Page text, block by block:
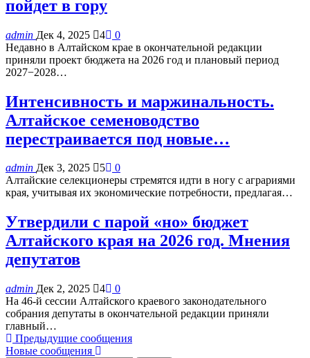
пойдет в гору
admin Дек 4, 2025 4
0
Недавно в Алтайском крае в окончательной редакции
приняли проект бюджета на 2026 год и плановый период
2027−2028…
Интенсивность и маржинальность.
Алтайское семеноводство
перестраивается под новые…
admin Дек 3, 2025 5
0
Алтайские селекционеры стремятся идти в ногу с аграриями
края, учитывая их экономические потребности, предлагая…
Утвердили с парой «но» бюджет
Алтайского края на 2026 год. Мнения
депутатов
admin Дек 2, 2025 4
0
На 46-й сессии Алтайского краевого законодательного
собрания депутаты в окончательной редакции приняли
главный…
Предыдущие сообщения
Новые сообщения